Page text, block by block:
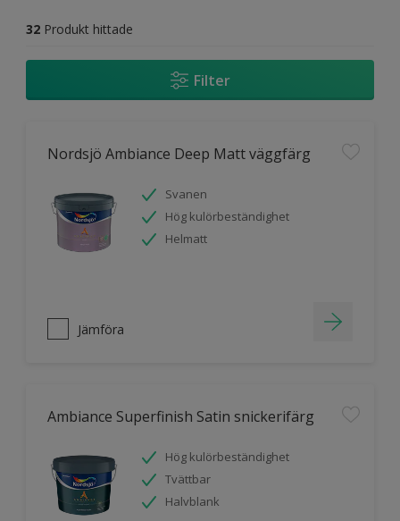
32 Produkt hittade
Filter
Nordsjö Ambiance Deep Matt väggfärg
Svanen
Hög kulörbeständighet
Helmatt
Jämföra
Ambiance Superfinish Satin snickerifärg
Hög kulörbeständighet
Tvättbar
Halvblank